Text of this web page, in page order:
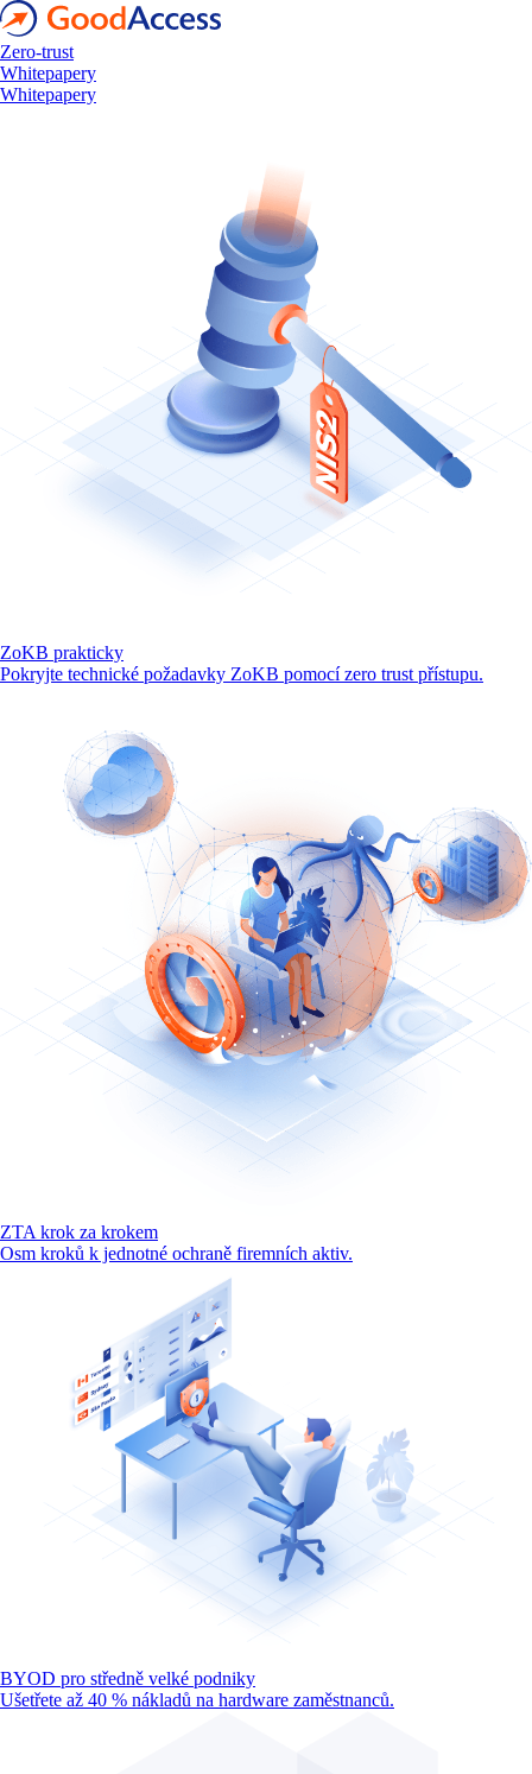
Zero-trust
Whitepapery
Whitepapery
ZoKB prakticky
Pokryjte technické požadavky ZoKB pomocí zero trust přístupu.
ZTA krok za krokem
Osm kroků k jednotné ochraně firemních aktiv.
BYOD pro středně velké podniky
Ušetřete až 40 % nákladů na hardware zaměstnanců.